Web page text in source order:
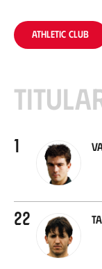
Athletic Club
1
22